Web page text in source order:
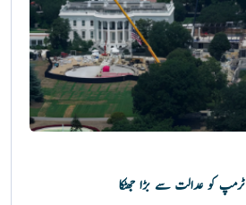
کو عدالت سے بڑا جھٹکا